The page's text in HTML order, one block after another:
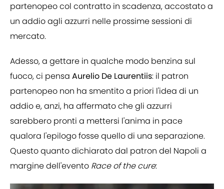
partenopeo col contratto in scadenza, accostato a
un addio agli azzurri nelle prossime sessioni di
mercato.
Adesso, a gettare in qualche modo benzina sul
fuoco, ci pensa Aurelio De Laurentiis: il patron
partenopeo non ha smentito a priori l'idea di un
addio e, anzi, ha affermato che gli azzurri
sarebbero pronti a mettersi l'anima in pace
qualora l'epilogo fosse quello di una separazione.
Questo quanto dichiarato dal patron del Napoli a
margine dell'evento Race of the cure: